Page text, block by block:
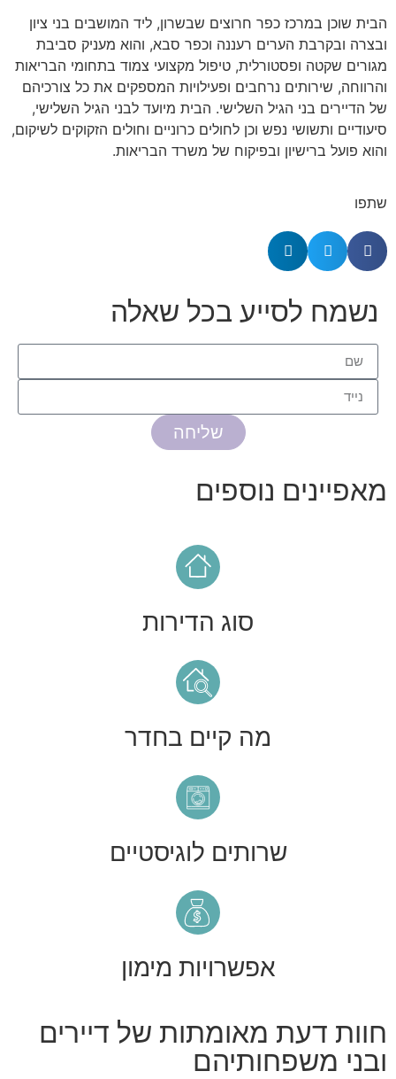
הבית שוכן במרכז כפר חרוצים שבשרון, ליד המושבים בני ציון
ובצרה ובקרבת הערים רעננה וכפר סבא, והוא מעניק סביבת
מגורים שקטה ופסטורלית, טיפול מקצועי צמוד בתחומי הבריאות
והרווחה, שירותים נרחבים ופעילויות המספקים את כל צורכיהם
של הדיירים בני הגיל השלישי. הבית מיועד לבני הגיל השלישי,
סיעודיים ותשושי נפש וכן לחולים כרוניים וחולים הזקוקים לשיקום,
והוא פועל ברישיון ובפיקוח של משרד הבריאות.
שתפו
נשמח לסייע בכל שאלה
שליחה
מאפיינים נוספים
סוג הדירות
מה קיים בחדר
שרותים לוגיסטיים
אפשרויות מימון
חוות דעת מאומתות של דיירים
ובני משפחותיהם